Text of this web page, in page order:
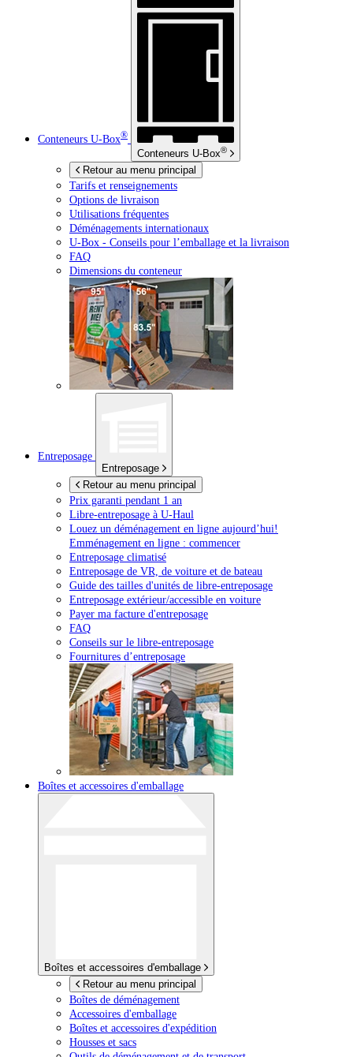
Conteneurs U-Box®
Conteneurs U-Box®
Retour au menu principal
Tarifs et renseignements
Options de livraison
Utilisations fréquentes
Déménagements internationaux
U-Box - Conseils pour l’emballage et la livraison
FAQ
Dimensions du conteneur
Entreposage
Entreposage
Retour au menu principal
Prix garanti pendant 1 an
Libre-entreposage à U-Haul
Louez un déménagement en ligne aujourd’hui!
Emménagement en ligne : commencer
Entreposage climatisé
Entreposage de VR, de voiture et de bateau
Guide des tailles d'unités de libre-entreposage
Entreposage extérieur/accessible en voiture
Payer ma facture d'entreposage
FAQ
Conseils sur le libre-entreposage
Fournitures d’entreposage
Boîtes et accessoires d'emballage
Boîtes et accessoires d'emballage
Retour au menu principal
Boîtes de déménagement
Accessoires d'emballage
Boîtes et accessoires d'expédition
Housses et sacs